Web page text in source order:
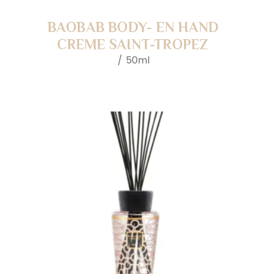
BAOBAB BODY- EN HAND
CREME SAINT-TROPEZ
50ml